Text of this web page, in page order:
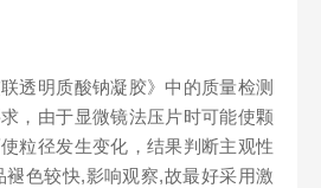
透明质酸钠凝胶》中的质量检测
，由于显微镜法压片时可能使颗
粒径发生变化，结果判断主观性
色较快,影响观察,故最好采用激